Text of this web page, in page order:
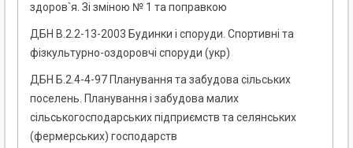
здоров`я. Зі зміною № 1 та поправкою
ДБН В.2.2-13-2003 Будинки і споруди. Спортивні та
фізкультурно-оздоровчі споруди (укр)
ДБН Б.2.4-4-97 Планування та забудова сільських
поселень. Планування і забудова малих
сільськогосподарських підприємств та селянських
(фермерських) господарств